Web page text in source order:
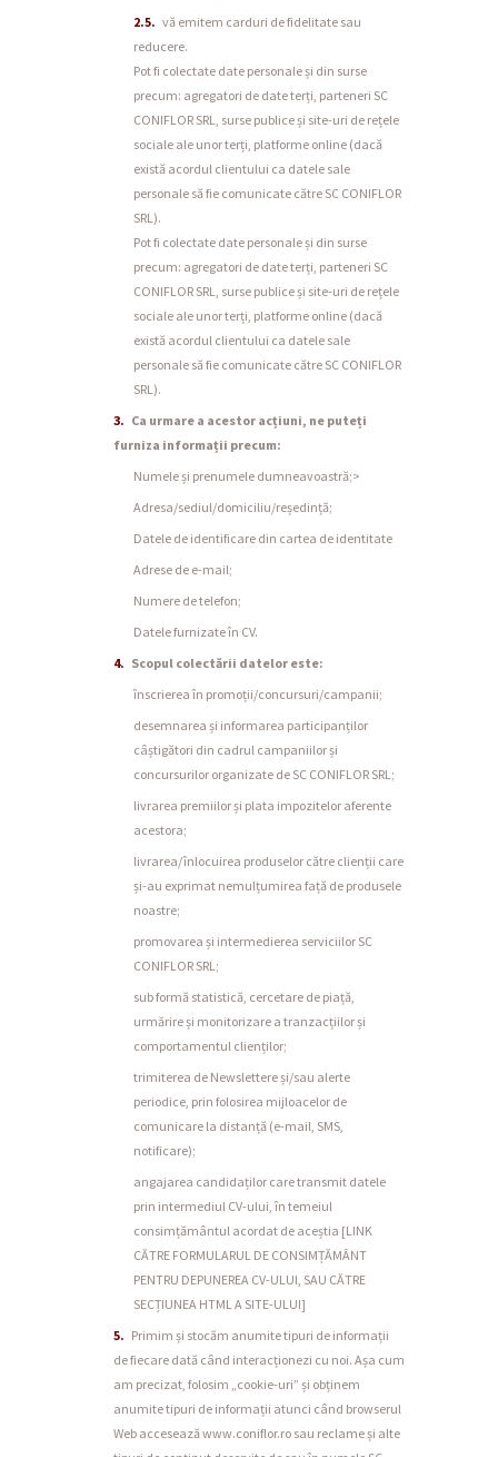
vă emitem carduri de fidelitate sau
reducere.
Pot fi colectate date personale și din surse
precum: agregatori de date terți, parteneri SC
CONIFLOR SRL, surse publice și site-uri de rețele
sociale ale unor terți, platforme online (dacă
există acordul clientului ca datele sale
personale să fie comunicate către SC CONIFLOR
SRL).
Pot fi colectate date personale și din surse
precum: agregatori de date terți, parteneri SC
CONIFLOR SRL, surse publice și site-uri de rețele
sociale ale unor terți, platforme online (dacă
există acordul clientului ca datele sale
personale să fie comunicate către SC CONIFLOR
SRL).
Ca urmare a acestor acțiuni, ne puteți
furniza informații precum:
Numele și prenumele dumneavoastră;>
Adresa/sediul/domiciliu/reședință;
Datele de identificare din cartea de identitate
Adrese de e-mail;
Numere de telefon;
Datele furnizate în CV.
Scopul colectării datelor este:
înscrierea în promoții/concursuri/campanii;
desemnarea și informarea participanților
câștigători din cadrul campaniilor și
concursurilor organizate de SC CONIFLOR SRL;
livrarea premiilor și plata impozitelor aferente
acestora;
livrarea/înlocuirea produselor către clienții care
și-au exprimat nemulțumirea față de produsele
noastre;
promovarea și intermedierea serviciilor SC
CONIFLOR SRL;
sub formă statistică, cercetare de piață,
urmărire și monitorizare a tranzacțiilor și
comportamentul clienților;
trimiterea de Newslettere și/sau alerte
periodice, prin folosirea mijloacelor de
comunicare la distanță (e-mail, SMS,
notificare);
angajarea candidaților care transmit datele
prin intermediul CV-ului, în temeiul
consimțământul acordat de aceștia [LINK
CĂTRE FORMULARUL DE CONSIMȚĂMÂNT
PENTRU DEPUNEREA CV-ULUI, SAU CĂTRE
SECȚIUNEA HTML A SITE-ULUI]
Primim și stocăm anumite tipuri de informații
de fiecare dată când interacționezi cu noi. Așa cum
am precizat, folosim „cookie-uri” și obținem
anumite tipuri de informații atunci când browserul
Web accesează www.coniflor.ro sau reclame și alte